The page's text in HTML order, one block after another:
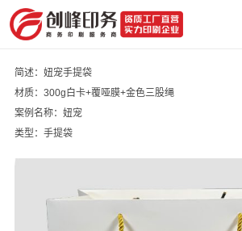
简述：妞宠手提袋
材质：300g白卡+覆哑膜+金色三股绳
案例名称：妞宠
类型：手提袋